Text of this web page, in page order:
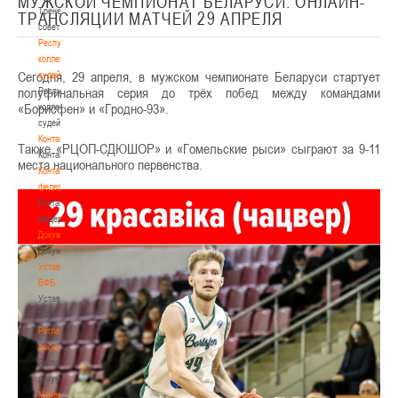
Тренерский
совет
Республиканская
коллегия
судей
Республиканская
коллегия
судей
Контакты
Контакты
Контакты
федерации
Контакты
федерации
Документы
Документы
Устав
БФБ
Устав
БФБ
Регламентирующие
документы
Регламентирующие
документы
Материалы
ТРАНСЛЯЦИИ МАТЧЕЙ 29 АПРЕЛЯ
Сегодня, 29 апреля, в мужском чемпионате Беларуси стартует
полуфинальная серия до трёх побед между командами
«Борисфен» и «Гродно-93».
Также «РЦОП-СДЮШОР» и «Гомельские рыси» сыграют за 9-11
места национального первенства.